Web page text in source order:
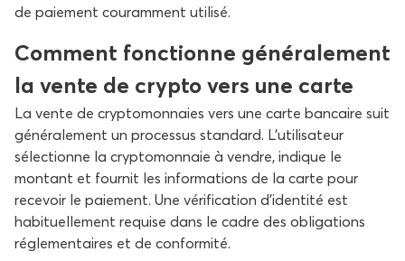
de paiement couramment utilisé.
Comment fonctionne généralement
la vente de crypto vers une carte
La vente de cryptomonnaies vers une carte bancaire suit
généralement un processus standard. L’utilisateur
sélectionne la cryptomonnaie à vendre, indique le
montant et fournit les informations de la carte pour
recevoir le paiement. Une vérification d’identité est
habituellement requise dans le cadre des obligations
réglementaires et de conformité.